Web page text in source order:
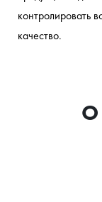
контролировать
качество.
О